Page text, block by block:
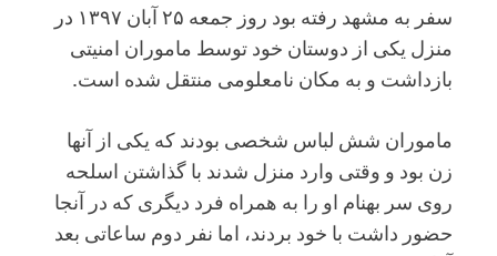
سفر به مشهد رفته بود روز جمعه ۲۵ آبان ۱۳۹۷ در
منزل یکی از دوستان خود توسط ماموران امنیتی
بازداشت و به مکان نامعلومی منتقل شده است.
ماموران شش لباس شخصی بودند که یکی از آنها
زن بود و وقتی وارد منزل شدند با گذاشتن اسلحه
روی سر بهنام او را به همراه فرد دیگری که در آنجا
حضور داشت با خود بردند، اما نفر دوم ساعاتی بعد